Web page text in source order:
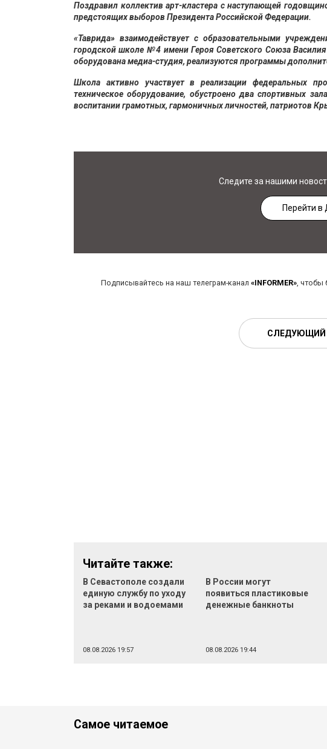
Поздравил коллектив арт-кластера с наступающей
предстоящих выборов Президента Российской Федерации.
«Таврида» взаимодействует с образовательными
городской школе №4 имени Героя Советского Союза
оборудована медиа-студия, реализуются программы
Школа активно участвует в реализации федеральных
техническое оборудование, обустроено два спортивных
воспитании грамотных, гармоничных личностей, патриотов
Следите за нашими
Перейти в
Подписывайтесь на наш телеграм-канал «INFORMER», чтобы
СЛЕДУЮЩИЙ
Читайте также:
В Севастополе создали
единую службу по уходу
за реками и водоемами
08.08.2026 19:57
В России могут
появиться пластиковые
денежные банкноты
08.08.2026 19:44
Самое читаемое